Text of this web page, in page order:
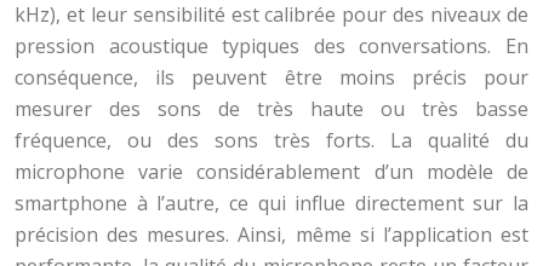
kHz), et leur sensibilité est calibrée pour des niveaux de
pression acoustique typiques des conversations. En
conséquence, ils peuvent être moins précis pour
mesurer des sons de très haute ou très basse
fréquence, ou des sons très forts. La qualité du
microphone varie considérablement d’un modèle de
smartphone à l’autre, ce qui influe directement sur la
précision des mesures. Ainsi, même si l’application est